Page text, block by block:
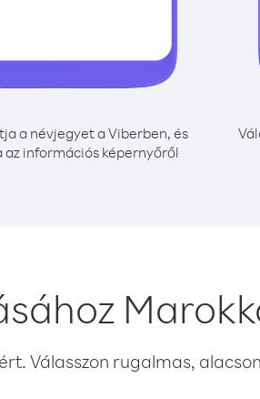
a névjegyet a Viberben, és
információs képernyőről
Válasszon rugalmas,